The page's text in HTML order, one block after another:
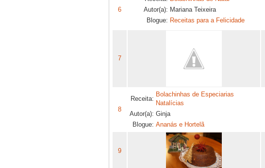
6
Autor(a): Mariana Teixeira
Blogue: Receitas para a Felicidade
7
8
Receita:
Bolachinhas de Especiarias
Natalícias
Autor(a): Ginja
Blogue: Ananás e Hortelã
9